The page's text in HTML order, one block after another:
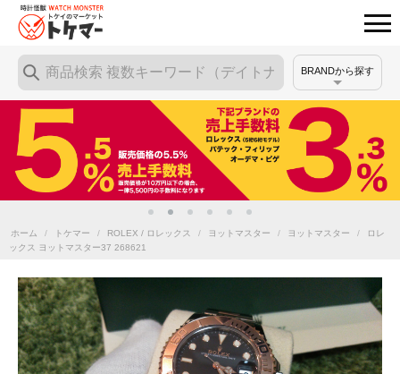
BRANDから探す
ホーム / トケマー / ROLEX / ロレックス / ヨットマスター / ヨットマスター /
ロレ
ックス ヨットマスター37 268621